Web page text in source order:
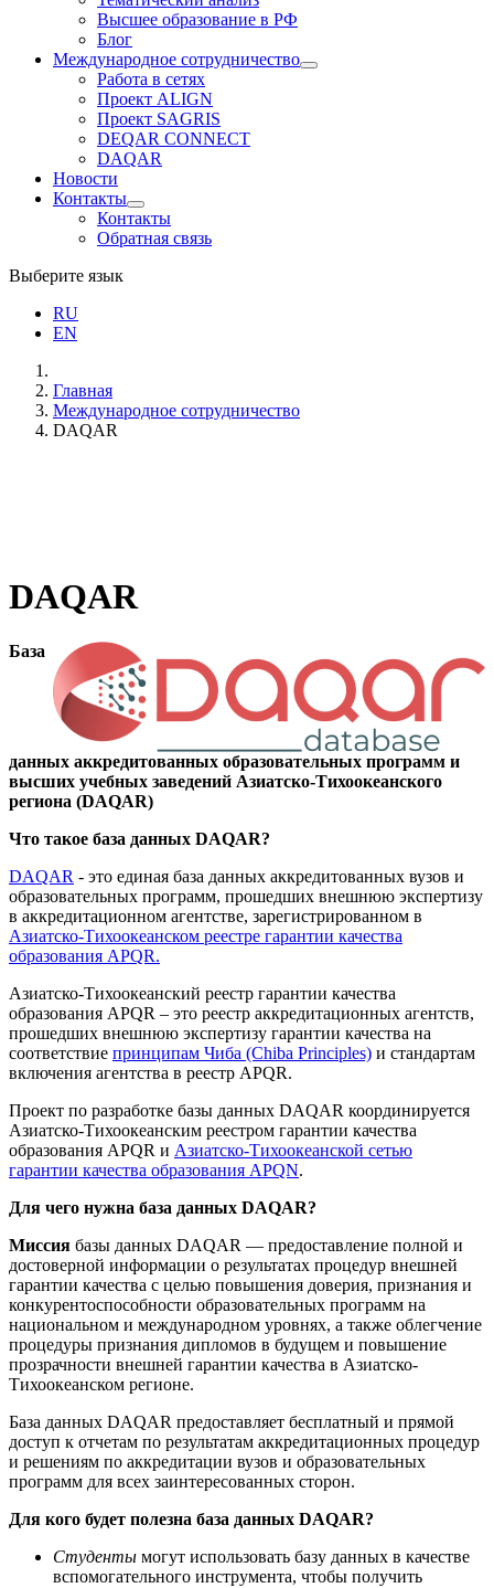
Высшее образование в РФ
Блог
Международное сотрудничество
Работа в сетях
Проект ALIGN
Проект SAGRIS
DEQAR CONNECT
DAQAR
Новости
Контакты
Контакты
Обратная связь
Выберите язык
RU
EN
Главная
Международное сотрудничество
DAQAR
DAQAR
База
данных аккредитованных образовательных программ и
высших учебных заведений Азиатско-Тихоокеанского
региона (DAQAR)
Что такое база данных DAQAR?
DAQAR - это единая база данных аккредитованных вузов и
образовательных программ, прошедших внешнюю экспертизу
в аккредитационном агентстве, зарегистрированном в
Азиатско-Тихоокеанском реестре гарантии качества
образования APQR.
Азиатско-Тихоокеанский реестр гарантии качества
образования APQR – это реестр аккредитационных агентств,
прошедших внешнюю экспертизу гарантии качества на
соответствие принципам Чиба (Chiba Principles) и стандартам
включения агентства в реестр APQR.
Проект по разработке базы данных DAQAR координируется
Азиатско-Тихоокеанским реестром гарантии качества
образования APQR и Азиатско-Тихоокеанской сетью
гарантии качества образования APQN.
Для чего нужна база данных DAQAR?
Миссия базы данных DAQAR — предоставление полной и
достоверной информации о результатах процедур внешней
гарантии качества с целью повышения доверия, признания и
конкурентоспособности образовательных программ на
национальном и международном уровнях, а также облегчение
процедуры признания дипломов в будущем и повышение
прозрачности внешней гарантии качества в Азиатско-
Тихоокеанском регионе.
База данных DAQAR предоставляет бесплатный и прямой
доступ к отчетам по результатам аккредитационных процедур
и решениям по аккредитации вузов и образовательных
программ для всех заинтересованных сторон.
Для кого будет полезна база данных DAQAR?
Студенты могут использовать базу данных в качестве
вспомогательного инструмента, чтобы получить